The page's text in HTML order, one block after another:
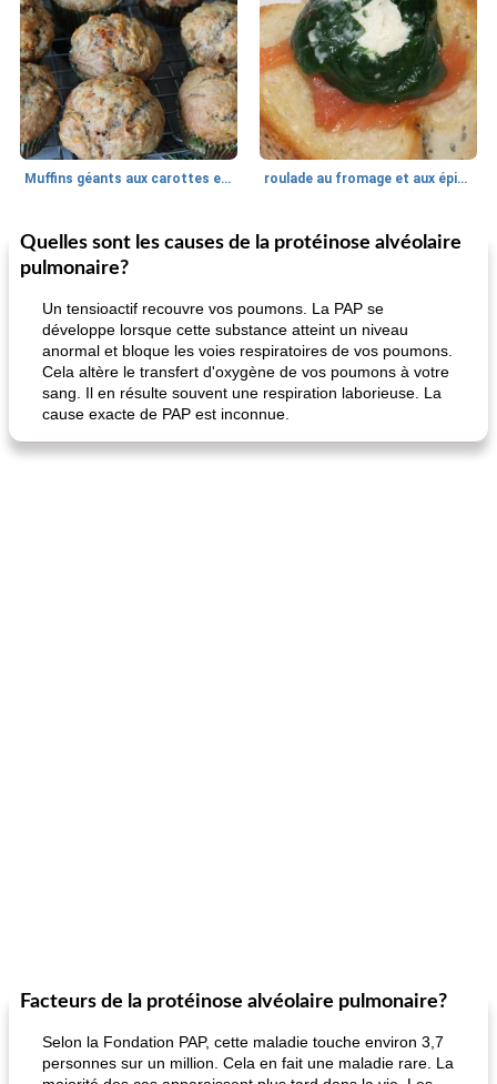
Muffins géants aux carottes et à la banane de Nif roulade au fromage et aux épinards
30min
Marques de confiance: recettes et
astuces
fiesta tostadas
55min
Viande et volaille
le méga's jopp joes
Quelles sont les causes de la protéinose alvéolaire
pulmonaire?
Un tensioactif recouvre vos poumons. La PAP se
développe lorsque cette substance atteint un niveau
anormal et bloque les voies respiratoires de vos poumons.
Cela altère le transfert d'oxygène de vos poumons à votre
sang. Il en résulte souvent une respiration laborieuse. La
cause exacte de PAP est inconnue.
Facteurs de la protéinose alvéolaire pulmonaire?
Selon la Fondation PAP, cette maladie touche environ 3,7
personnes sur un million. Cela en fait une maladie rare. La